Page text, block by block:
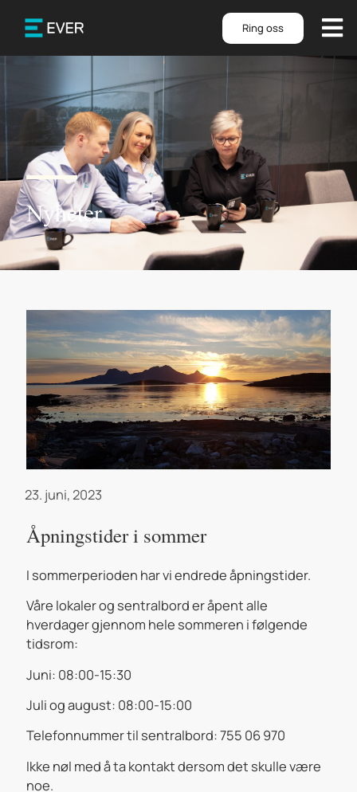
Ring oss
Nyheter
23. juni, 2023
Åpningstider i sommer
I sommerperioden har vi endrede åpningstider.
Våre lokaler og sentralbord er åpent alle
hverdager gjennom hele sommeren i følgende
tidsrom:
Juni: 08:00-15:30
Juli og august: 08:00-15:00
Telefonnummer til sentralbord: 755 06 970
Ikke nøl med å ta kontakt dersom det skulle være
noe.